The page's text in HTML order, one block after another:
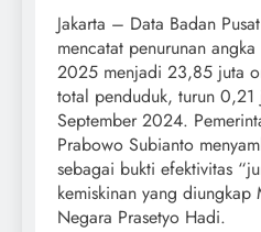
Jakarta – Data Badan
mencatat penurunan
2025 menjadi 23,85 juta
total penduduk, turun
September 2024.
Prabowo Subianto
sebagai bukti efektivitas
kemiskinan yang diungkap
Negara Prasetyo Hadi.